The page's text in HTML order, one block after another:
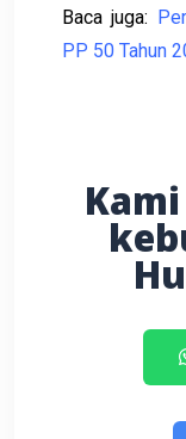
Baca juga:
PP 50 Tahun